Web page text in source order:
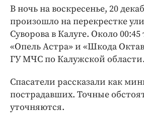
Клиника года
Бренд года
Работодатель года
В ночь на воскресенье, 20
произошло на перекрестке
Суворова в Калуге. Около
«Опель Астра» и «Шкода
ГУ МЧС по Калужской области.
Спасатели рассказали как
пострадавших. Точные
уточняются.